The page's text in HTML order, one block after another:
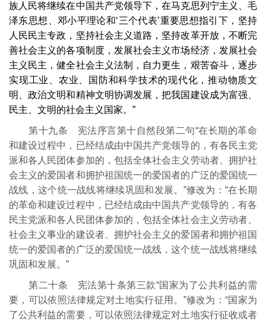
族人民将继续在中国共产党领导下，在马克思列宁主义、毛
泽东思想、邓小平理论和‘三个代表’重要思想指引下，坚持
人民民主专政，坚持社会主义道路，坚持改革开放，不断完
善社会主义的各项制度，发展社会主义市场经济，发展社会
主义民主，健全社会主义法制，自力更生，艰苦奋斗，逐步
实现工业、农业、国防和科学技术的现代化，推动物质文
明、政治文明和精神文明协调发展，把我国建设成为富强、
民主、文明的社会主义国家。”
第十九条 宪法序言第十自然段第二句“在长期的革命
和建设过程中，已经结成由中国共产党领导的，有各民主党
派和各人民团体参加的，包括全体社会主义劳动者、拥护社
会主义的爱国者和拥护祖国统一的爱国者的广泛的爱国统一
战线，这个统一战线将继续巩固和发展。”修改为：“在长期
的革命和建设过程中，已经结成由中国共产党领导的，有各
民主党派和各人民团体参加的，包括全体社会主义劳动者、
社会主义事业的建设者、拥护社会主义的爱国者和拥护祖国
统一的爱国者的广泛的爱国统一战线，这个统一战线将继续
巩固和发展。”
第二十条 宪法第十条第三款“国家为了公共利益的需
要，可以依照法律规定对土地实行征用。”修改为：“国家为
了公共利益的需要，可以依照法律规定对土地实行征收或者